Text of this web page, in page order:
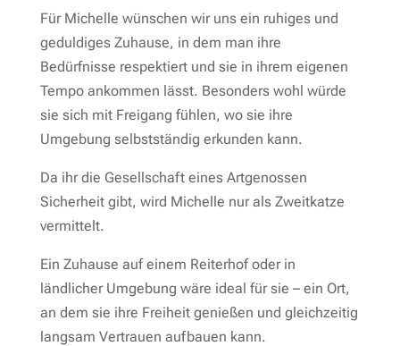
Für Michelle wünschen wir uns ein ruhiges und
geduldiges Zuhause, in dem man ihre
Bedürfnisse respektiert und sie in ihrem eigenen
Tempo ankommen lässt. Besonders wohl würde
sie sich mit Freigang fühlen, wo sie ihre
Umgebung selbstständig erkunden kann.
Da ihr die Gesellschaft eines Artgenossen
Sicherheit gibt, wird Michelle nur als Zweitkatze
vermittelt.
Ein Zuhause auf einem Reiterhof oder in
ländlicher Umgebung wäre ideal für sie – ein Ort,
an dem sie ihre Freiheit genießen und gleichzeitig
langsam Vertrauen aufbauen kann.